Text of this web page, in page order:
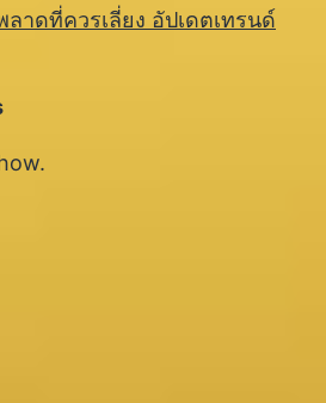
าดที่ควรเลี่ยง อัปเดตเทรนด์